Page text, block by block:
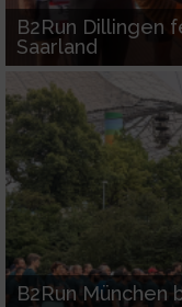
B2Run Dillingen
Saarland
B2Run